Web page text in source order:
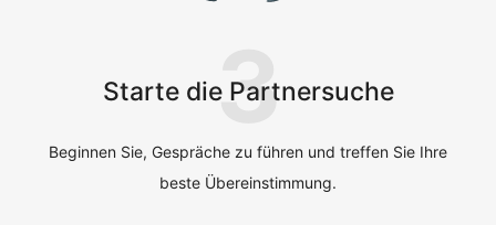
Starte die Partnersuche
3
Beginnen Sie, Gespräche zu führen und treffen Sie Ihre
beste Übereinstimmung.